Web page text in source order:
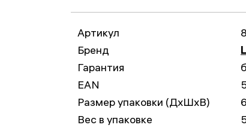
Артикул
Бренд
Гарантия
EAN
Размер упаковки (ДxШxВ)
Вес в упаковке